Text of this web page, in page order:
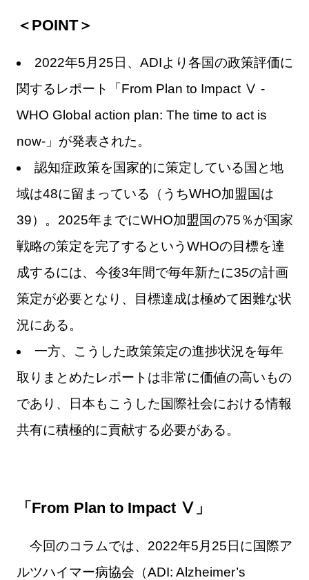
＜POINT＞
2022年5月25日、ADIより各国の政策評価に
関するレポート「From Plan to Impact Ⅴ -
WHO Global action plan: The time to act is
now-」が発表された。
認知症政策を国家的に策定している国と地
域は48に留まっている（うちWHO加盟国は
39）。2025年までにWHO加盟国の75％が国家
戦略の策定を完了するというWHOの目標を達
成するには、今後3年間で毎年新たに35の計画
策定が必要となり、目標達成は極めて困難な状
況にある。
一方、こうした政策策定の進捗状況を毎年
取りまとめたレポートは非常に価値の高いもの
であり、日本もこうした国際社会における情報
共有に積極的に貢献する必要がある。
「From Plan to Impact Ⅴ」
今回のコラムでは、2022年5月25日に国際ア
ルツハイマー病協会（ADI: Alzheimer’s